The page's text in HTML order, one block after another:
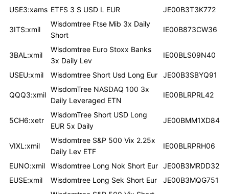
USE3:xams ETFS 3 S USD L EUR JE00B3T3K772
3ITS:xmil
Wisdomtree Ftse Mib 3x Daily
Short
IE00B873CW36
3BAL:xmil
Wisdomtree Euro Stoxx Banks
3x Daily Lev
IE00BLS09N40
USEU:xmil Wisdomtree Short Usd Long Eur JE00B3SBYQ91
QQQ3:xmil
WisdomTree NASDAQ 100 3x
Daily Leveraged ETN
IE00BLRPRL42
5CH6:xetr
WisdomTree Short USD Long
EUR 5x Daily
JE00BMM1XD84
VIXL:xmil
Wisdomtree S&P 500 Vix 2.25x
Daily Lev ETF
IE00BLRPRH06
EUNO:xmil Wisdomtree Long Nok Short Eur JE00B3MRDD32
EUSE:xmil
Wisdomtree Long Sek Short Eur JE00B3MQG751